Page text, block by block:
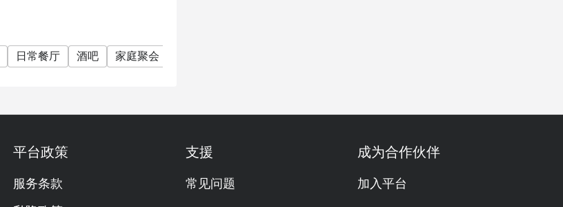
日常餐厅 酒吧 家庭聚会
平台政策
服务条款
支援
常见问题
成为合作伙伴
加入平台